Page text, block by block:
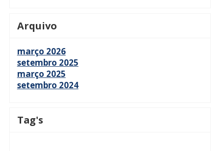
Arquivo
março 2026
setembro 2025
março 2025
setembro 2024
Tag's